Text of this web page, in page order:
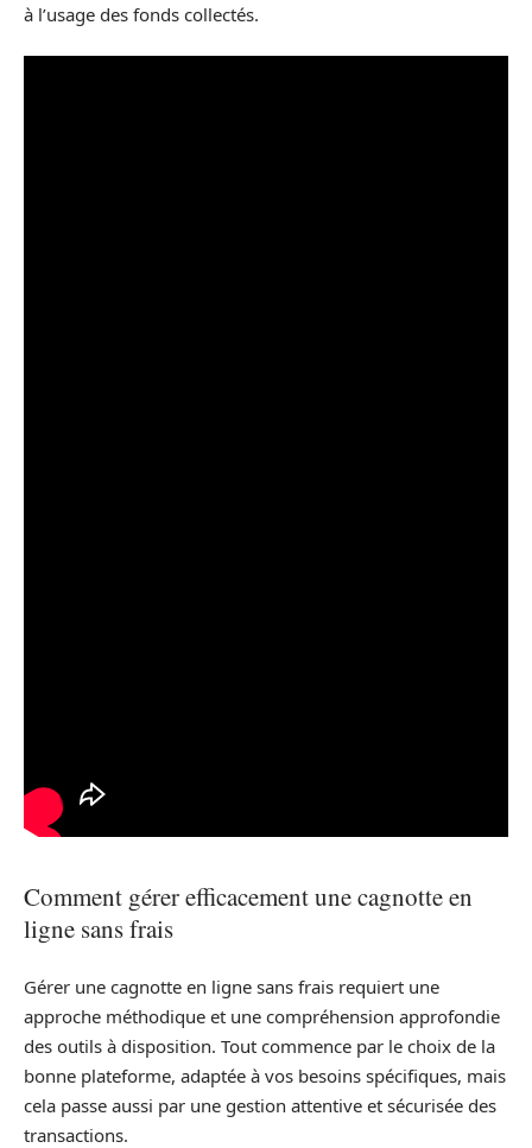
à l’usage des fonds collectés.
Comment gérer efficacement une cagnotte en
ligne sans frais
Gérer une cagnotte en ligne sans frais requiert une
approche méthodique et une compréhension approfondie
des outils à disposition. Tout commence par le choix de la
bonne plateforme, adaptée à vos besoins spécifiques, mais
cela passe aussi par une gestion attentive et sécurisée des
transactions.